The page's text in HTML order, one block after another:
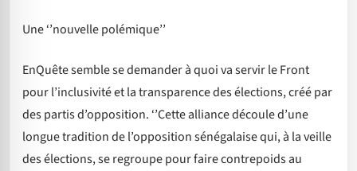
Une ‘’nouvelle polémique’’
EnQuête semble se demander à quoi va servir le Front
pour l’inclusivité et la transparence des élections, créé par
des partis d’opposition. ‘’Cette alliance découle d’une
longue tradition de l’opposition sénégalaise qui, à la veille
des élections, se regroupe pour faire contrepoids au